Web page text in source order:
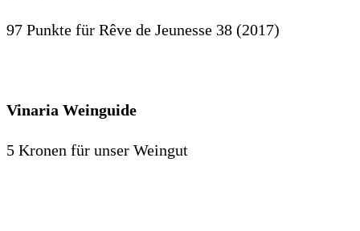
97 Punkte für Rêve de Jeunesse 38 (2017)
Vinaria Weinguide
5 Kronen für unser Weingut